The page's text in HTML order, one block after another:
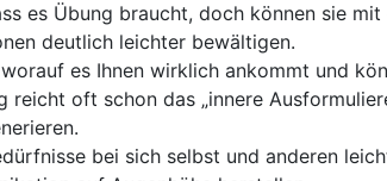
es Übung braucht, doch können sie
deutlich leichter bewältigen.
es Ihnen wirklich ankommt und
reicht oft schon das „innere
bei sich selbst und anderen